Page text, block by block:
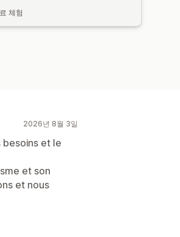
체험
2026년 8월 3일
et le
et son
et nous